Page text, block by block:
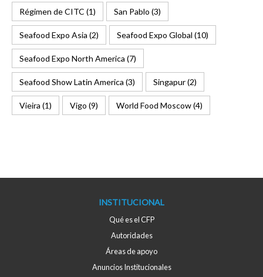
Régimen de CITC (1) San Pablo (3)
Seafood Expo Asia (2) Seafood Expo Global (10)
Seafood Expo North America (7)
Seafood Show Latin America (3) Singapur(2)
Vieira (1) Vigo (9) World Food Moscow(4)
INSTITUCIONAL
Qué es el CFP
Autoridades
Áreas de apoyo
Anuncios Institucionales